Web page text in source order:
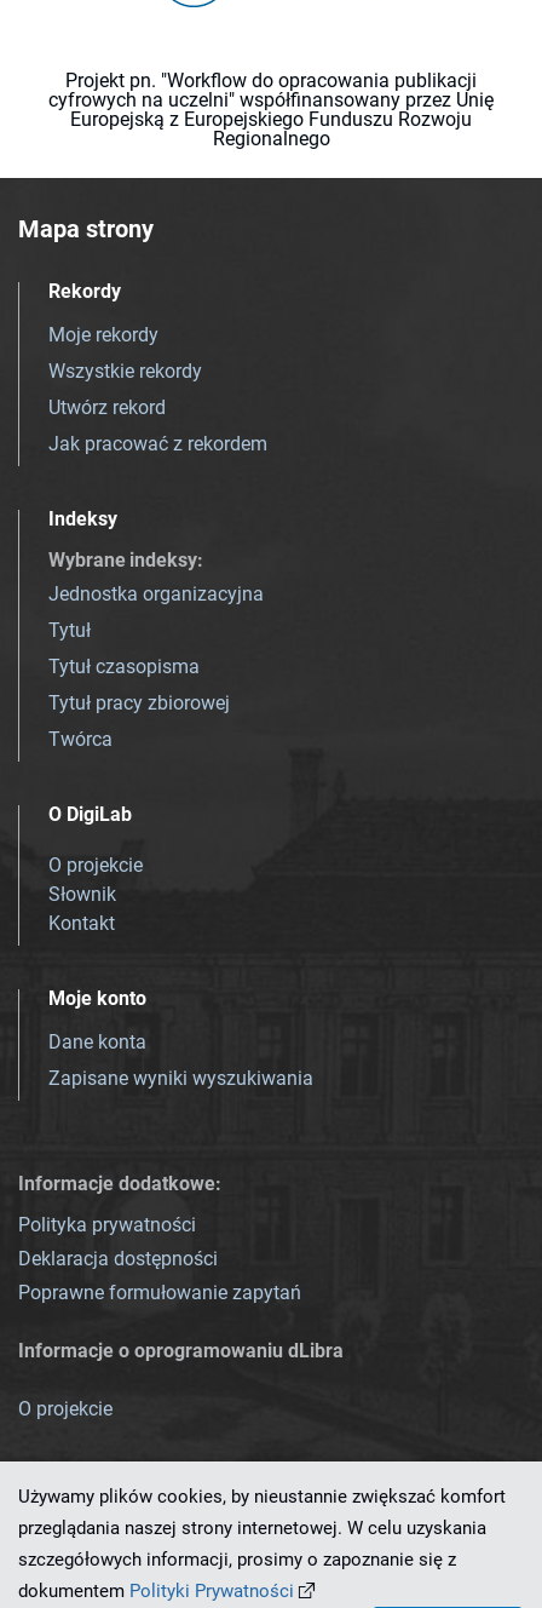
Projekt pn. "Workflow do opracowania publikacji
cyfrowych na uczelni" współfinansowany przez Unię
Europejską z Europejskiego Funduszu Rozwoju
Regionalnego
Mapa strony
Rekordy
Moje rekordy
Wszystkie rekordy
Utwórz rekord
Jak pracować z rekordem
Indeksy
Wybrane indeksy:
Jednostka organizacyjna
Tytuł
Tytuł czasopisma
Tytuł pracy zbiorowej
Twórca
O DigiLab
O projekcie
Słownik
Kontakt
Moje konto
Dane konta
Zapisane wyniki wyszukiwania
Informacje dodatkowe:
Polityka prywatności
Deklaracja dostępności
Poprawne formułowanie zapytań
Informacje o oprogramowaniu dLibra
O projekcie
Ten serwis działa dzięki oprogramowaniu
Używamy plików cookies, by nieustannie zwiększać komfort
przeglądania naszej strony internetowej. W celu uzyskania
szczegółowych informacji, prosimy o zapoznanie się z
dokumentem Polityki Prywatności